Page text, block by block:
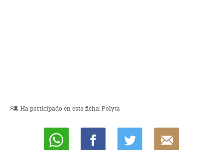
Ha participado en esta ficha:Polyta